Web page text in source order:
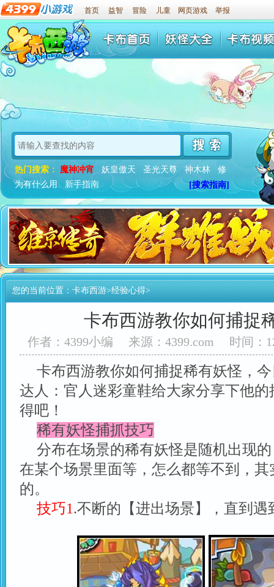
首页 益智 冒险 儿童 网页游戏 举报
热门搜索： 魔神冲宵 妖皇傲天 圣光天尊 神木林
修
为有什么用
新手指南 [搜索指南]
您的当前位置：卡布西游>经验心得>
卡布西游教你如何捕捉
作者：4399小编 来源：4399.com 时间：
卡布西游教你如何捕捉稀有妖怪，
达人：官人迷彩童鞋给大家分享下他
得吧！
稀有妖怪捕抓技巧
分布在场景的稀有妖怪是随机出现
在某个场景里面等，怎么都等不到，
的。
技巧1.不断的【进出场景】，直到遇